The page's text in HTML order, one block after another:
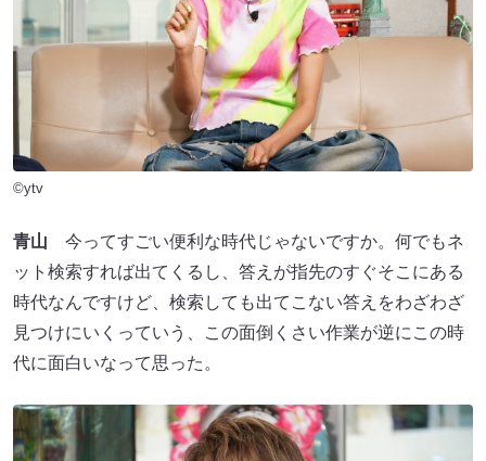
©ytv
青山 今ってすごい便利な時代じゃないですか。何でもネ
ット検索すれば出てくるし、答えが指先のすぐそこにある
時代なんですけど、検索しても出てこない答えをわざわざ
見つけにいくっていう、この面倒くさい作業が逆にこの時
代に面白いなって思った。